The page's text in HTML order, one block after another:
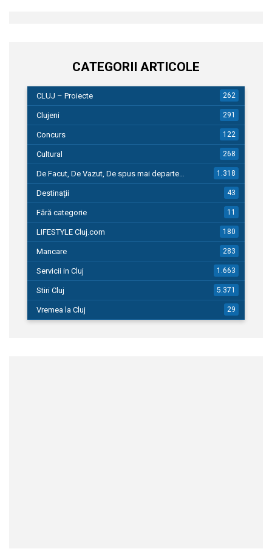
CATEGORII ARTICOLE
CLUJ – Proiecte 262
Clujeni 291
Concurs 122
Cultural 268
De Facut, De Vazut, De spus mai departe… 1.318
Destinații 43
Fără categorie 11
LIFESTYLE Cluj.com 180
Mancare 283
Servicii in Cluj 1.663
Stiri Cluj 5.371
Vremea la Cluj 29